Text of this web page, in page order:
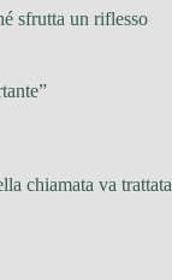
sfrutta un riflesso
chiamata va trattata